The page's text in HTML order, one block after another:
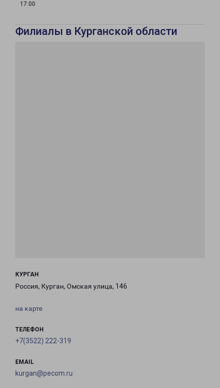
17:00
Филиалы в Курганской области
КУРГАН
Россия, Курган, Омская улица, 146
на карте
ТЕЛЕФОН
+7(3522) 222-319
EMAIL
kurgan@pecom.ru